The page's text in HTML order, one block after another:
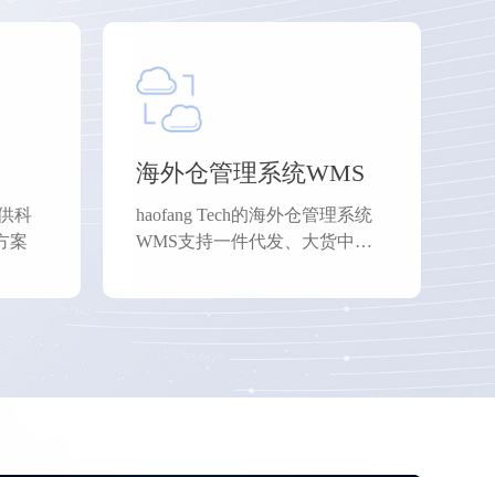
科
案
海外仓管理系统WMS
haofang Tech的海外仓管理系统
WMS支持一件代发、大货中
拟仓等业务模式。